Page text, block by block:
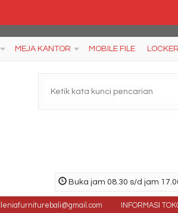
AT (Oscar/Fabric)
MEJA KANTOR MOBILE FILE
Buka jam 08.30 s/d jam
INFORMASI TOKO :